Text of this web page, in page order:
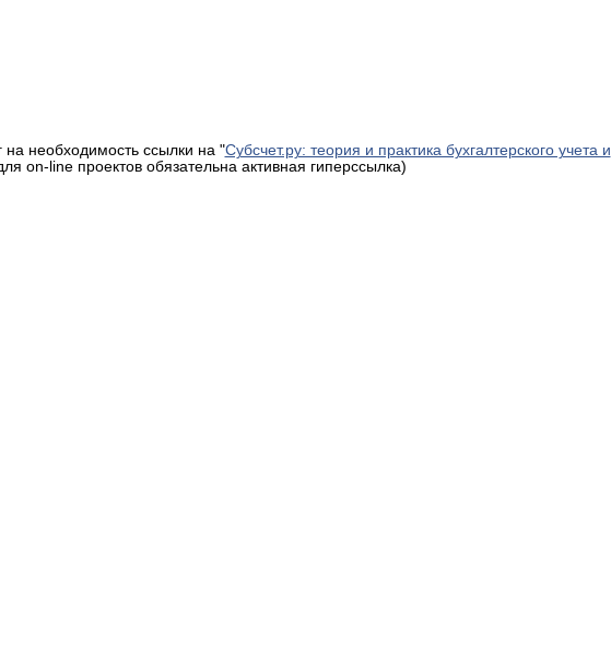
необходимость ссылки на "Субсчет.ру: теория и практика бухгалтерского учета и
on-line проектов обязательна активная гиперссылка)